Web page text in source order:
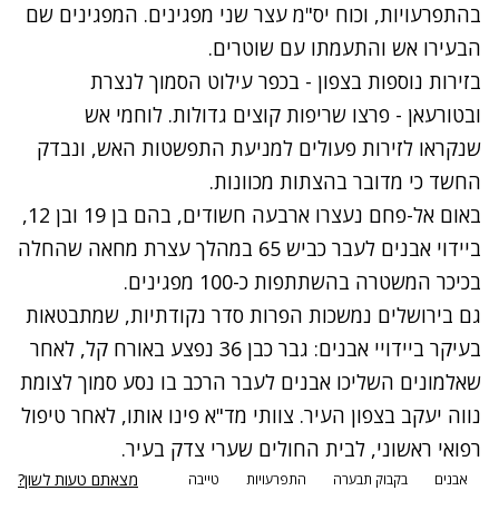
בהתפרעויות, וכוח יס"מ עצר שני מפגינים. המפגינים שם
הבעירו אש והתעמתו עם שוטרים.
בזירות נוספות בצפון - בכפר עילוט הסמוך לנצרת
ובטורעאן - פרצו שריפות קוצים גדולות. לוחמי אש
שנקראו לזירות פעולים למניעת התפשטות האש, ונבדק
החשד כי מדובר בהצתות מכוונות.
באום אל-פחם נעצרו ארבעה חשודים, בהם בן 19 ובן 12,
ביידוי אבנים לעבר כביש 65 במהלך עצרת מחאה שהחלה
בכיכר המשטרה בהשתתפות כ-100 מפגינים.
גם בירושלים נמשכות הפרות סדר נקודתיות, שמתבטאות
בעיקר ביידויי אבנים: גבר כבן 36 נפצע באורח קל, לאחר
שאלמונים השליכו אבנים לעבר הרכב בו נסע סמוך לצומת
נווה יעקב בצפון העיר. צוותי מד"א פינו אותו, לאחר טיפול
רפואי ראשוני, לבית החולים שערי צדק בעיר.
אבנים בקבוק תבערה התפרעויות טייבה מצאתם טעות לשון?